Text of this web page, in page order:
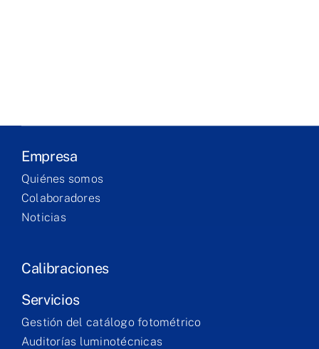
Empresa
Quiénes somos
Colaboradores
Noticias
Calibraciones
Servicios
Gestión del catálogo fotométrico
Auditorías luminotécnicas